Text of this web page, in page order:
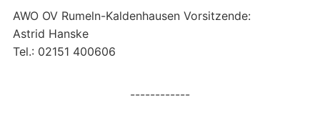
AWO OV Rumeln-Kaldenhausen Vorsitzende:
Astrid Hanske
Tel.: 02151 400606
------------